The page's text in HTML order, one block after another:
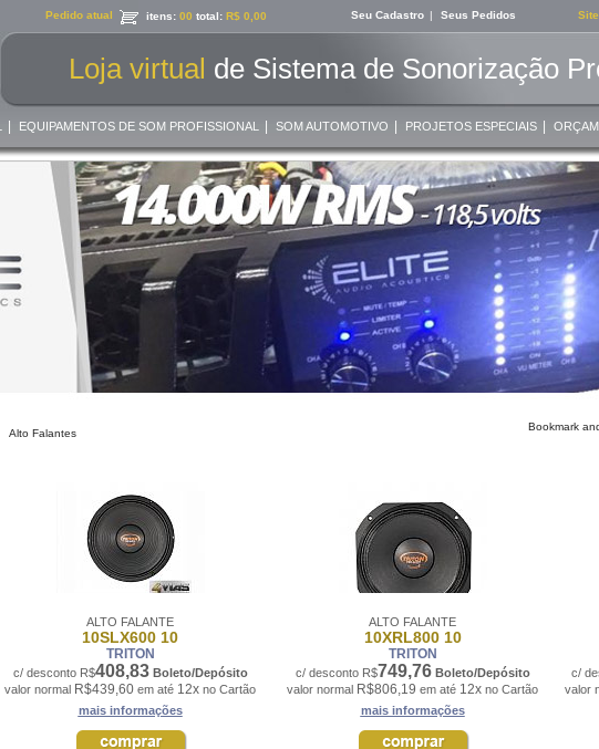
Pedido atual Seu Cadastro | Seus Pedidos
itens: 00 total: R$ 0,00
Loja virtual de Sistema de Sonorização
| EQUIPAMENTOS DE SOM PROFISSIONAL | SOM AUTOMOTIVO PROJETOS ESPECIAIS|
Alto Falantes
ALTO FALANTE
10SLX600 10
TRITON
c/ desconto R$408,83 Boleto/Depósito
valor normal R$439,60 em até 12x no Cartão
mais informações
ALTO FALANTE
10XRL800 10
TRITON
c/ desconto R$749,76 Boleto/Depósito
valor normal R$806,19 em até 12x no Cartão
mais informações
c/
valor